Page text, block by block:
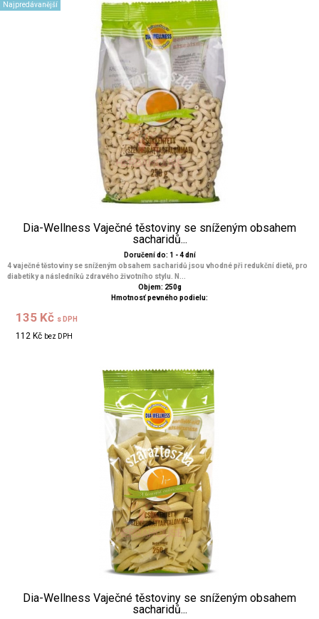
Najpredávanější
Dia-Wellness Vaječné těstoviny se sníženým obsahem
sacharidů...
Doručení do: 1 - 4 dní
4 vaječné těstoviny se sníženým obsahem sacharidů jsou vhodné při redukční dietě, pro
diabetiky a následníků zdravého životního stylu. N...
Objem: 250g
Hmotnosť pevného podielu:
135 Kč s DPH
112 Kč bez DPH
Dia-Wellness Vaječné těstoviny se sníženým obsahem
sacharidů...